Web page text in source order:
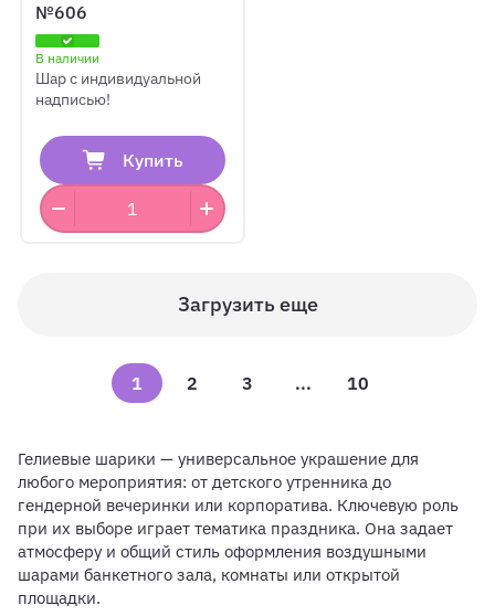
№606
В наличии
Шар с индивидуальной
надписью!
Купить
Загрузить еще
1 2 3 ... 10
Гелиевые шарики — универсальное украшение для
любого мероприятия: от детского утренника до
гендерной вечеринки или корпоратива. Ключевую роль
при их выборе играет тематика праздника. Она задает
атмосферу и общий стиль оформления воздушными
шарами банкетного зала, комнаты или открытой
площадки.